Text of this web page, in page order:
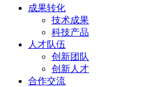
成果转化
技术成果
科技产品
人才队伍
创新团队
创新人才
合作交流